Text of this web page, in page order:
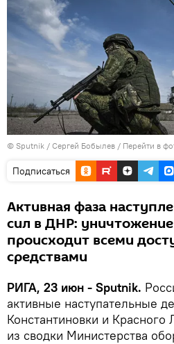
© Sputnik / Сергей Бобылев / Перейти в
Подписаться
Активная фаза
сил в ДНР:
происходит всеми
средствами
РИГА, 23 июн - Sputnik.
активные наступательные
Константиновки и
из сводки Министерства